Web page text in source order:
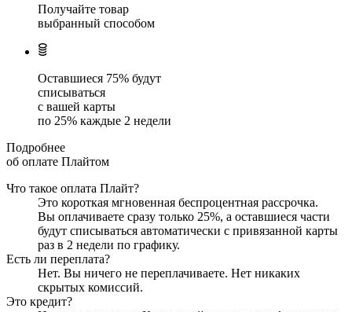
Получайте товар
выбранный способом
Оставшиеся 75% будут
списываться
с вашей карты
по 25% каждые 2 недели
Подробнее
об оплате Плайтом
Что такое оплата Плайт?
Это короткая мгновенная беспроцентная рассрочка.
Вы оплачиваете сразу только 25%, а оставшиеся части
будут списываться автоматически с привязанной карты
раз в 2 недели по графику.
Есть ли переплата?
Нет. Вы ничего не переплачиваете. Нет никаких
скрытых комиссий.
Это кредит?